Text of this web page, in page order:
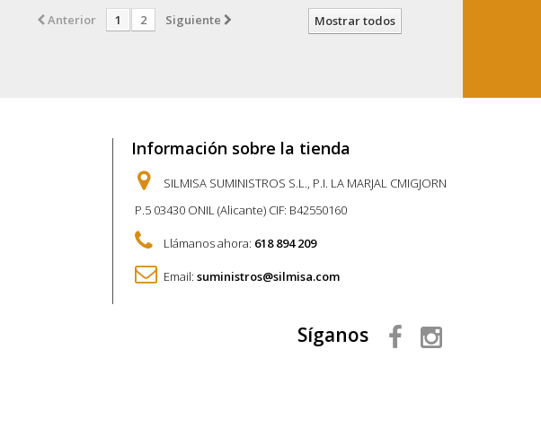
Mostrar todos
Anterior 1 2 Siguiente
Información sobre la tienda
SILMISA SUMINISTROS S.L., P.I. LA MARJAL CMIGJORN
P.5 03430 ONIL (Alicante) CIF: B42550160
Llámanos ahora: 618 894 209
Email: suministros@silmisa.com
Síganos